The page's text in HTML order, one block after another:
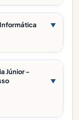
▼
Júnior -
▼